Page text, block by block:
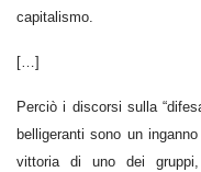
capitalismo.
[…]
Perciò i discorsi sulla
belligeranti sono un
vittoria di uno dei